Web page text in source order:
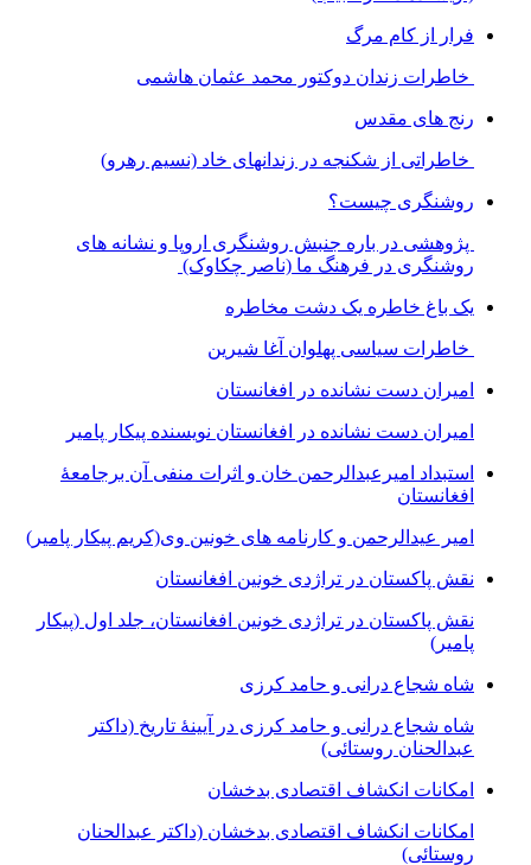
فرار از کام مرگ
خاطرات زندان دوکتور محمد عثمان هاشمی
رنج های مقدس
خاطراتی از شکنجه در زندانهای خاد (نسیم رهرو)
روشنگری چیست؟
پژوهشی در باره جنبش روشنگری اروپا و نشانه های
روشنگری در فرهنگ ما (ناصر چکاوک)
یک باغ خاطره یک دشت مخاطره
خاطرات سیاسی پهلوان آغا شیرین
امیران دست نشانده در افغانستان
امیران دست نشانده در افغانستان نویسنده پیکار پامیر
استبداد امیرعبدالرحمن خان و اثرات منفی آن برجامعۀ
افغانستان
امیر عیدالرحمن و کارنامه های خونین وی(کریم پیکار پامیر)
نقش پاکستان در تراژدی خونین افغانستان
نقش پاکستان در تراژدی خونین افغانستان، جلد اول (پیکار
پامیر)
شاه شجاع درانی و حامد کرزی
شاه شجاع درانی و حامد کرزی در آیینۀ تاریخ (داکتر
عبدالحنان روستائی)
امکانات انکشاف اقتصادی بدخشان
امکانات انکشاف اقتصادی بدخشان (داکتر عبدالحنان
روستائی)